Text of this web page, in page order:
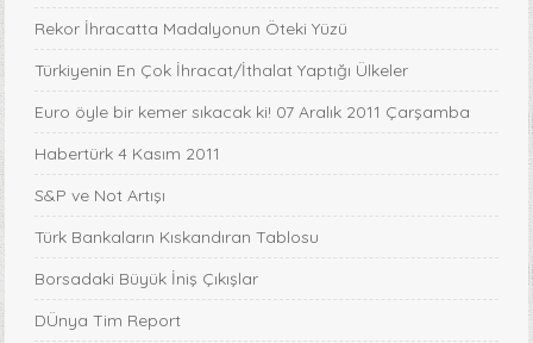
Rekor İhracatta Madalyonun Öteki Yüzü
Türkiyenin En Çok İhracat/İthalat Yaptığı Ülkeler
Euro öyle bir kemer sıkacak ki! 07 Aralık 2011 Çarşamba
Habertürk 4 Kasım 2011
S&P ve Not Artışı
Türk Bankaların Kıskandıran Tablosu
Borsadaki Büyük İniş Çıkışlar
DÜnya Tim Report